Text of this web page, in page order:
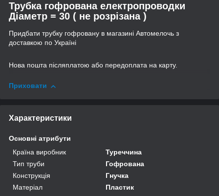
Трубка гофрована електропроводки
Діаметр = 30 ( не розрізана )
Придбати трубку гофровану в магазині Автомелочь з
доставкою по Україні
Нова пошта післяплатою або передоплата на карту.
Приховати
Характеристики
Основні атрибути
Країна виробник
Туреччина
Тип труби
Гофрована
Конструкція
Гнучка
Матеріал
Пластик